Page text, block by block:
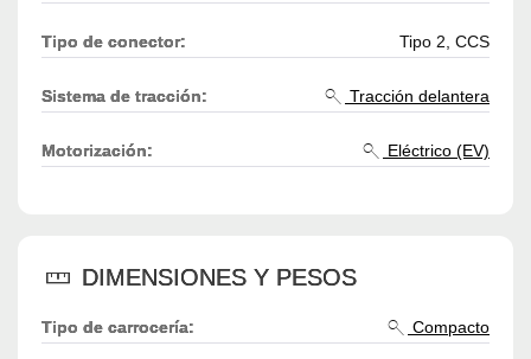
Tipo de conector: Tipo 2, CCS
Sistema de tracción: Tracción delantera
Motorización: Eléctrico (EV)
DIMENSIONES Y PESOS
Tipo de carrocería: Compacto